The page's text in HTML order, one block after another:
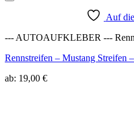
Auf
--- AUTOAUFKLEBER ---
Rennstreifen – Mustang Streifen
ab: 19,00 €